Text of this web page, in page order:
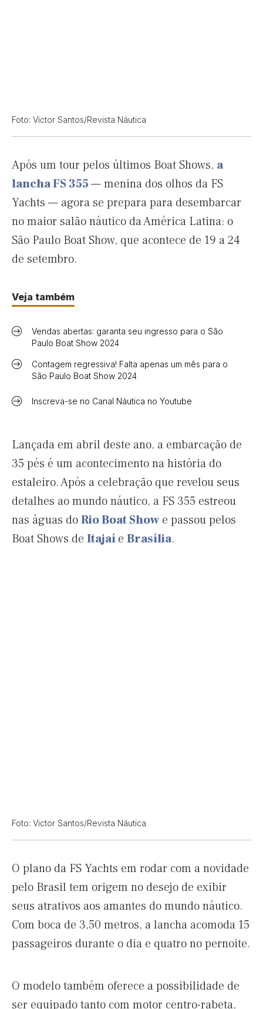
Foto: Victor Santos/Revista Náutica
Após um tour pelos últimos Boat Shows, a
lancha FS 355— menina dos olhos da FS
Yachts — agora se prepara para desembarcar
no maior salão náutico da América Latina: o
São Paulo Boat Show, que acontece de 19 a 24
de setembro.
Veja também
Vendas abertas: garanta seu ingresso para o São
Paulo Boat Show 2024
Contagem regressiva! Falta apenas um mês para o
São Paulo Boat Show 2024
Inscreva-se no Canal Náutica no Youtube
Lançada em abril deste ano, a embarcação de
35 pés é um acontecimento na história do
estaleiro. Após a celebração que revelou seus
detalhes ao mundo náutico, a FS 355 estreou
nas águas doRio Boat Show e passou pelos
Boat Shows de Itajaíe Brasília.
Foto: Victor Santos/Revista Náutica
O plano da FS Yachts em rodar com a novidade
pelo Brasil tem origem no desejo de exibir
seus atrativos aos amantes do mundo náutico.
Com boca de 3,50 metros, a lancha acomoda 15
passageiros durante o dia e quatro no pernoite.
O modelo também oferece a possibilidade de
ser equipado tanto com motor centro-rabeta,